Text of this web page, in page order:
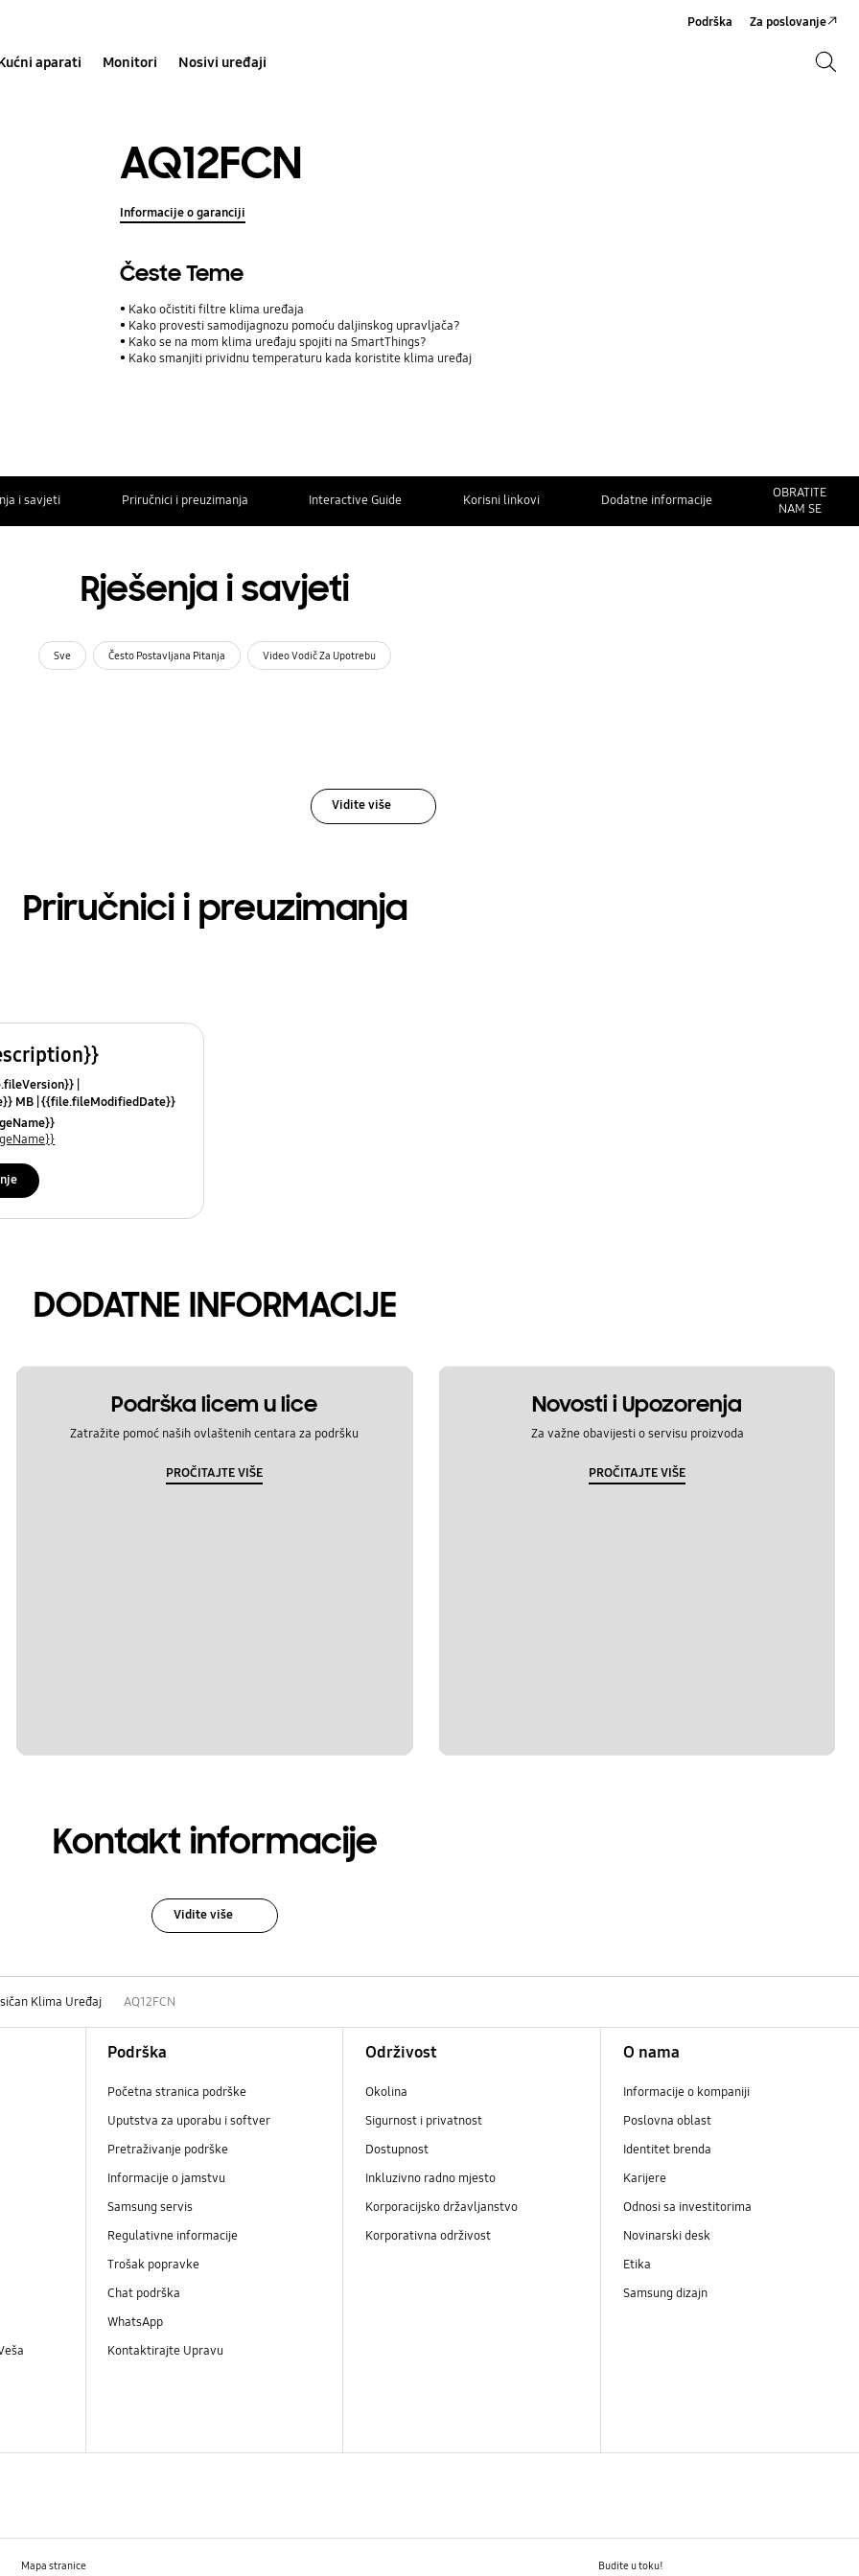
aparati Monitori Nosivi uređaji
Podrška Za poslovanje
AQ12FCN
Informacije o garanciji
Česte Teme
Kako očistiti filtre klima uređaja
Kako provesti samodijagnozu pomoću daljinskog upravljača?
Kako se na mom klima uređaju spojiti na SmartThings?
Kako smanjiti prividnu temperaturu kada koristite klima uređaj
i savjeti Priručnici i preuzimanja Interactive Guide Korisni linkovi Dodatne informacije
OBRATITE
NAM SE
Rješenja i savjeti
Sve Često Postavljana Pitanja Video Vodič Za Upotrebu
Vidite više
Priručnici i preuzimanja
MB {{file.fileModifiedDate}}
DODATNE INFORMACIJE
Podrška licem u lice
Zatražite pomoć naših ovlaštenih centara za podršku
PROČITAJTE VIŠE
Novosti i Upozorenja
Za važne obavijesti o servisu proizvoda
PROČITAJTE VIŠE
Kontakt informacije
Vidite više
Klima Uređaj AQ12FCN
Podrška
Početna stranica podrške
Uputstva za uporabu i softver
Pretraživanje podrške
Informacije o jamstvu
Samsung servis
Regulativne informacije
Trošak popravke
Chat podrška
WhatsApp
Kontaktirajte Upravu
Održivost
Okolina
Sigurnost i privatnost
Dostupnost
Inkluzivno radno mjesto
Korporacijsko državljanstvo
Korporativna održivost
O nama
Informacije o kompaniji
Poslovna oblast
Identitet brenda
Karijere
Odnosi sa investitorima
Novinarski desk
Etika
Samsung dizajn
Mapa stranice Budite u toku!